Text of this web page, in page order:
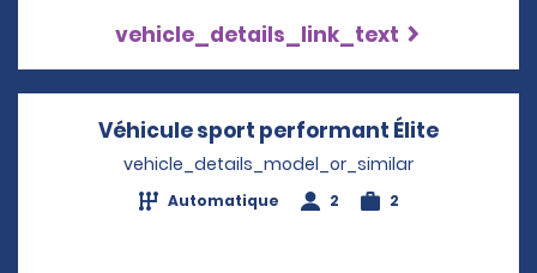
vehicle_details_link_text
Véhicule sport performant Élite
vehicle_details_model_or_similar
Automatique 2 2